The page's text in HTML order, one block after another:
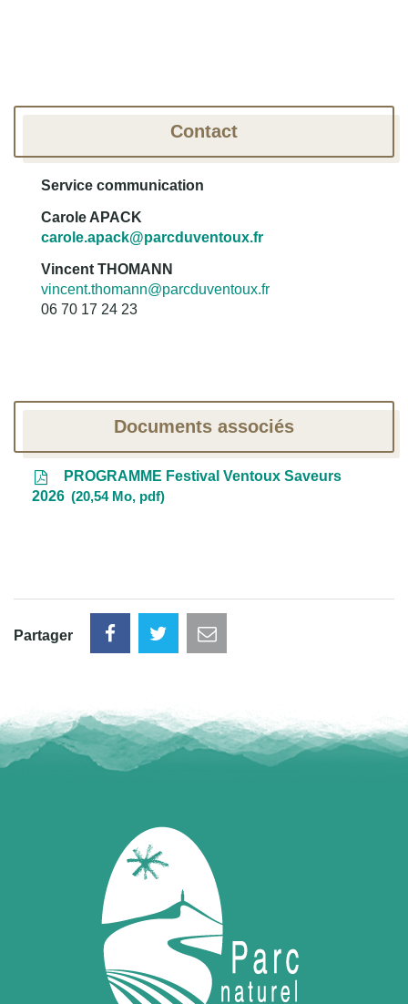
Contact
Service communication
Carole APACK
carole.apack@parcduventoux.fr
Vincent THOMANN
vincent.thomann@parcduventoux.fr
06 70 17 24 23
Documents associés
PROGRAMME Festival Ventoux Saveurs
2026
20,54 Mo, pdf
Partager